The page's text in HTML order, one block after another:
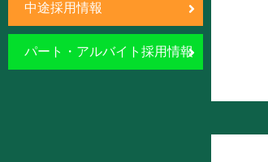
中途採用情報
パート・アルバイト採用情報